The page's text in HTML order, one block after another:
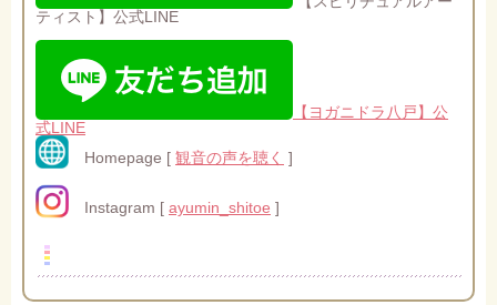
ティスト】公式LINE
【ヨガニドラ八戸】公
式LINE
Homepage [ 観音の声を聴く ]
Instagram [ ayumin_shitoe ]